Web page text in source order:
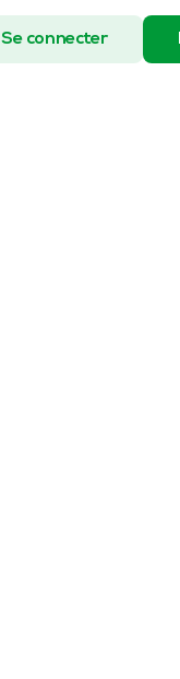
Se connecter